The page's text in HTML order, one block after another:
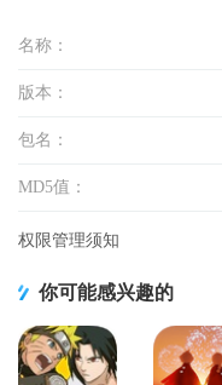
名称：
版本：
包名：
MD5值：
权限管理须知
你可能感兴趣的